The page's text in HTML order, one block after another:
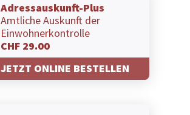
Adressauskunft-Plus
Amtliche Auskunft der
Einwohnerkontrolle
CHF 29.00
JETZT ONLINE BESTELLEN